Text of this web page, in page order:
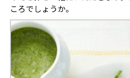
ころでしょうか。